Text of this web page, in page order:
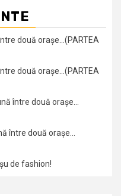
două orașe…(PARTEA
două orașe…(PARTEA
între două orașe…
între două orașe…
de fashion!